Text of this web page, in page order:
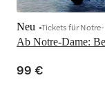
Ab Notre-Dame:
Neu Tickets für
99 €